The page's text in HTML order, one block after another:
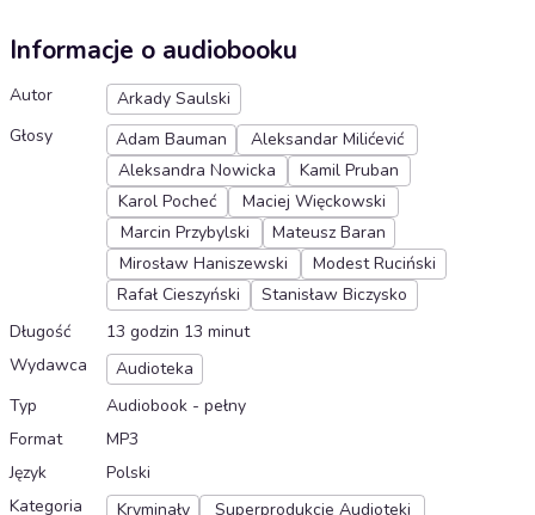
Informacje o audiobooku
Autor
Arkady Saulski
Głosy
Adam Bauman
Aleksandar Milićević
Aleksandra Nowicka
Kamil Pruban
Karol Pocheć
Maciej Więckowski
Marcin Przybylski
Mateusz Baran
Mirosław Haniszewski
Modest Ruciński
Rafał Cieszyński
Stanisław Biczysko
Długość
13 godzin 13 minut
Wydawca
Audioteka
Typ
Audiobook - pełny
Format
MP3
Język
Polski
Kategoria
Kryminały Superprodukcje Audioteki